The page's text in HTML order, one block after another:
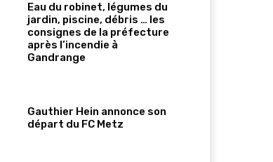
Eau du robinet, légumes du
jardin, piscine, débris … les
consignes de la préfecture
après l’incendie à
Gandrange
Gauthier Hein annonce son
départ du FC Metz